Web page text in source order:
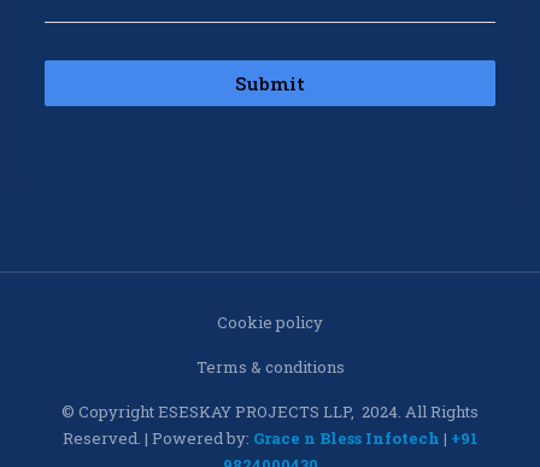
Submit
© Copyright ESESKAY PROJECTS LLP, 2024. All Rights
Reserved. | Powered by: Grace n Bless Infotech | +91
Cookie policy
Terms & conditions